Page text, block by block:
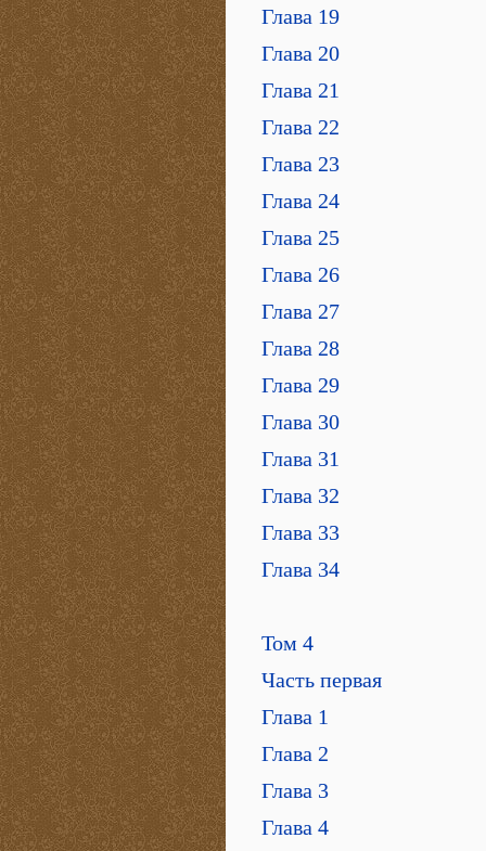
Глава 19
Глава 20
Глава 21
Глава 22
Глава 23
Глава 24
Глава 25
Глава 26
Глава 27
Глава 28
Глава 29
Глава 30
Глава 31
Глава 32
Глава 33
Глава 34
Том 4
Часть первая
Глава 1
Глава 2
Глава 3
Глава 4